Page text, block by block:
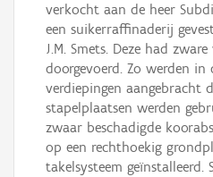
verkocht aan de heer
een suikerraffinaderij
J.M. Smets. Deze had
doorgevoerd. Zo werden
verdiepingen aangebracht
stapelplaatsen werden
zwaar beschadigde
op een rechthoekig
takelsysteem